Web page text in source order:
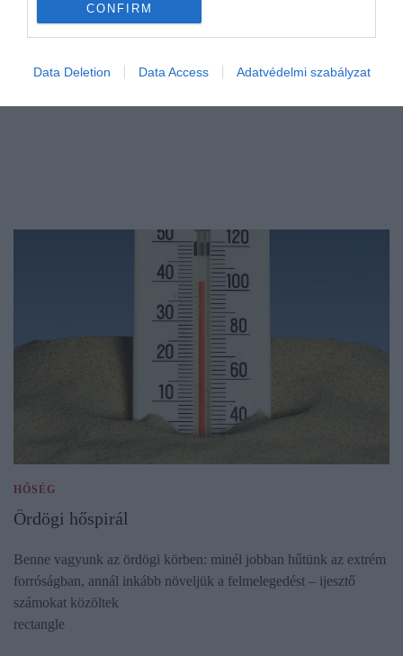
CONFIRM
Data Deletion Data Access Adatvédelmi szabályzat
HŐSÉG
Ördögi hőspirál
Benne vagyunk az ördögi körben: minél jobban hűtünk az extrém
forróságban, annál inkább növeljük a felmelegedést – ijesztő
számokat közöltek
rectangle